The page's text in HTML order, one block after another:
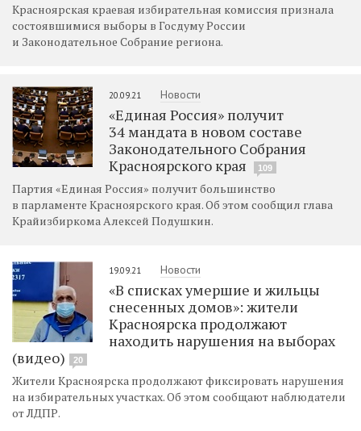
Красноярская краевая избирательная комиссия признала
состоявшимися выборы в Госдуму России
и Законодательное Собрание региона.
20.09.21 Новости
«Единая Россия» получит
34 мандата в новом составе
Законодательного Собрания
Красноярского края
109
Партия «Единая Россия» получит большинство
в парламенте Красноярского края. Об этом сообщил глава
Крайизбиркома Алексей Подушкин.
19.09.21 Новости
«В списках умершие и жильцы
снесенных домов»: жители
Красноярска продолжают
находить нарушения на выборах
(видео)
20
Жители Красноярска продолжают фиксировать нарушения
на избирательных участках. Об этом сообщают наблюдатели
от ЛДПР.